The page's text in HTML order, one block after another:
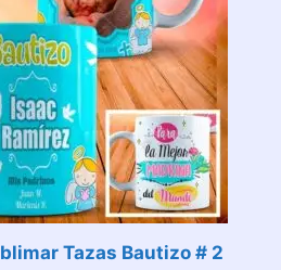
Tazas Bautizo # 2